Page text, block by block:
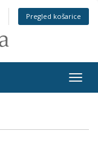
Pregled košarice